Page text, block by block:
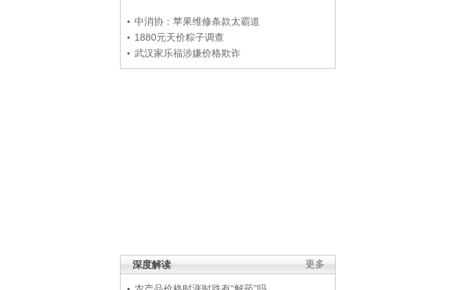
中消协：苹果维修条款太霸道
1880元天价粽子调查
武汉家乐福涉嫌价格欺诈
更多
深度解读